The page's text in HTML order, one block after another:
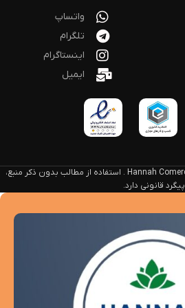
واتساپ
تلگرام
اینستاگرام
ایمیل
طراحی و توسعه توسط Hannah Comercial Group . استفاده از مطالب بدون ذکر منبع،
پیگرد قانونی دارد.